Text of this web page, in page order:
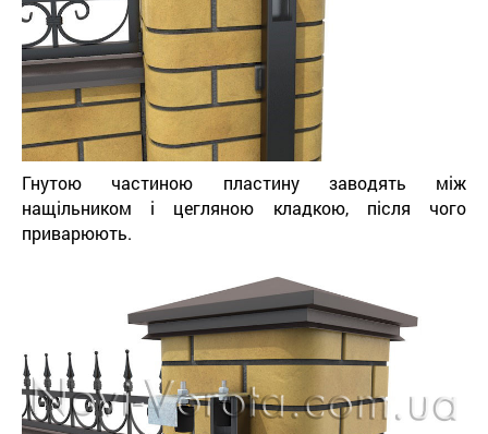
Гнутою частиною пластину заводять між
нащільником і цегляною кладкою, після чого
приварюють.